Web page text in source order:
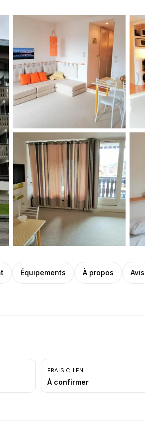
Équipements À propos Avis
FRAIS CHIEN
À confirmer